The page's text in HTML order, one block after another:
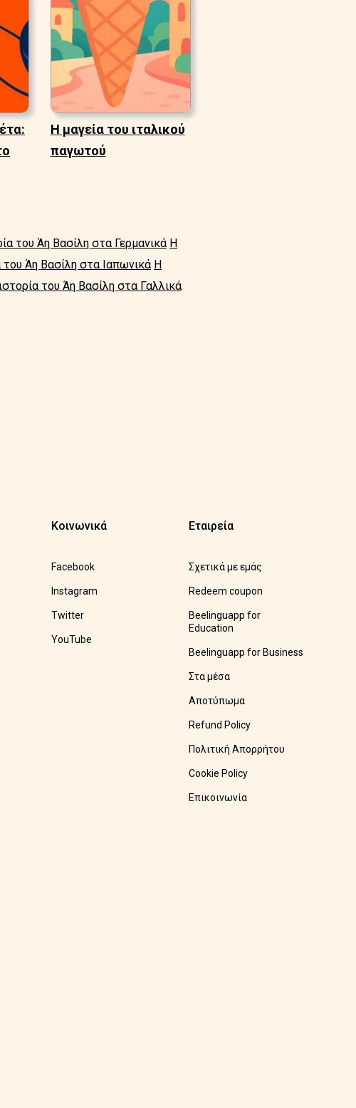
Η μαγεία του ιταλικού
παγωτού
του Άη Βασίλη στα Γερμανικά Η
του Άη Βασίλη στα Ιαπωνικά Η
του Άη Βασίλη στα Γαλλικά
Κοινωνικά
Facebook
Instagram
Twitter
YouTube
Εταιρεία
Σχετικά με εμάς
Redeem coupon
Beelinguapp for
Education
Beelinguapp for Business
Στα μέσα
Αποτύπωμα
Refund Policy
Πολιτική Απορρήτου
Cookie Policy
Επικοινωνία